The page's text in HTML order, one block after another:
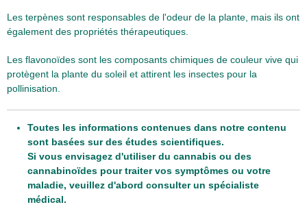
Les terpènes sont responsables de l'odeur de la plante, mais ils ont
également des propriétés thérapeutiques.
Les flavonoïdes sont les composants chimiques de couleur vive qui
protègent la plante du soleil et attirent les insectes pour la
pollinisation.
Toutes les informations contenues dans notre contenu
sont basées sur des études scientifiques.
Si vous envisagez d'utiliser du cannabis ou des
cannabinoïdes pour traiter vos symptômes ou votre
maladie, veuillez d'abord consulter un spécialiste
médical.